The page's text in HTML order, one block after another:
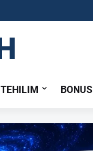
TEHILIM BONUS